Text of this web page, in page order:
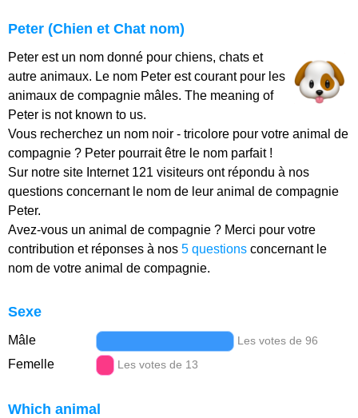
Peter (Chien et Chat nom)
Peter est un nom donné pour chiens, chats et
autre animaux. Le nom Peter est courant pour les
animaux de compagnie mâles. The meaning of
Peter is not known to us.
Vous recherchez un nom noir - tricolore pour votre animal de
compagnie ? Peter pourrait être le nom parfait !
Sur notre site Internet 121 visiteurs ont répondu à nos
questions concernant le nom de leur animal de compagnie
Peter.
Avez-vous un animal de compagnie ? Merci pour votre
contribution et réponses à nos 5 questions concernant le
nom de votre animal de compagnie.
Sexe
Mâle Les votes de 96
Femelle Les votes de 13
Which animal